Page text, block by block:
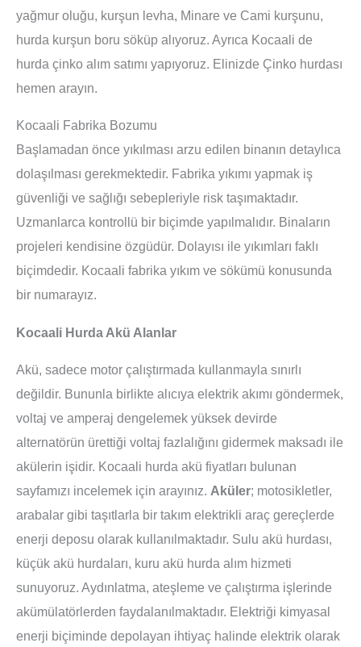
yağmur oluğu, kurşun levha, Minare ve Cami kurşunu,
hurda kurşun boru söküp alıyoruz. Ayrıca Kocaali de
hurda çinko alım satımı yapıyoruz. Elinizde Çinko hurdası
hemen arayın.
Kocaali Fabrika Bozumu
Başlamadan önce yıkılması arzu edilen binanın detaylıca
dolaşılması gerekmektedir. Fabrika yıkımı yapmak iş
güvenliği ve sağlığı sebepleriyle risk taşımaktadır.
Uzmanlarca kontrollü bir biçimde yapılmalıdır. Binaların
projeleri kendisine özgüdür. Dolayısı ile yıkımları faklı
biçimdedir. Kocaali fabrika yıkım ve sökümü konusunda
bir numarayız.
Kocaali Hurda Akü Alanlar
Akü, sadece motor çalıştırmada kullanmayla sınırlı
değildir. Bununla birlikte alıcıya elektrik akımı göndermek,
voltaj ve amperaj dengelemek yüksek devirde
alternatörün ürettiği voltaj fazlalığını gidermek maksadı ile
akülerin işidir. Kocaali hurda akü fiyatları bulunan
sayfamızı incelemek için arayınız. Aküler; motosikletler,
arabalar gibi taşıtlarla bir takım elektrikli araç gereçlerde
enerji deposu olarak kullanılmaktadır. Sulu akü hurdası,
küçük akü hurdaları, kuru akü hurda alım hizmeti
sunuyoruz. Aydınlatma, ateşleme ve çalıştırma işlerinde
akümülatörlerden faydalanılmaktadır. Elektriği kimyasal
enerji biçiminde depolayan ihtiyaç halinde elektrik olarak